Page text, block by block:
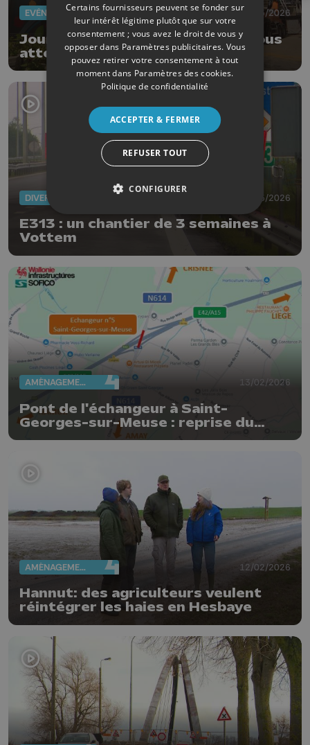
EVÈNEMENTS 29/05/2026
Journée chantiers ouverts : on vous
attend sur le site des ACEC à
Herstal
DIVERS 11/05/2026
E313 : un chantier de 3 semaines à
Vottem
AMÉNAGEMENT DU TERRITOIRE 13/02/2026
Pont de l'échangeur à Saint-
Georges-sur-Meuse : reprise du
chantier
AMÉNAGEMENT DU TERRITOIRE 12/02/2026
Hannut: des agriculteurs veulent
réintégrer les haies en Hesbaye
Certains fournisseurs peuvent se fonder sur
leur intérêt légitime plutôt que sur votre
consentement ; vous avez le droit de vous y
opposer dans Paramètres publicitaires. Vous
pouvez retirer votre consentement à tout
moment dans Paramètres des cookies.
Politique de confidentialité
ACCEPTER & FERMER
REFUSER TOUT
CONFIGURER